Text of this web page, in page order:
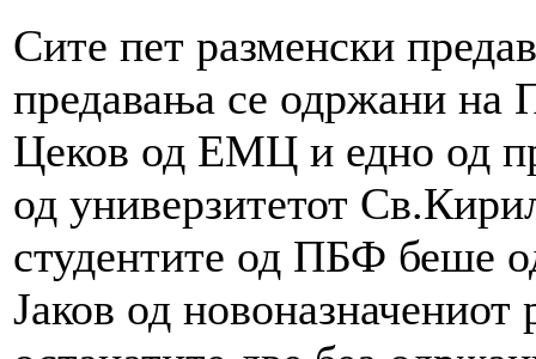
Сите пет разменски
предавања се одржани
Цеков од ЕМЦ и едно од
од универзитетот
студентите од ПБФ беше
Јаков од